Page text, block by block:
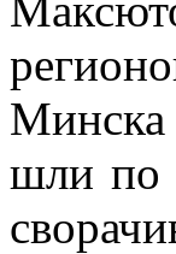
шли по